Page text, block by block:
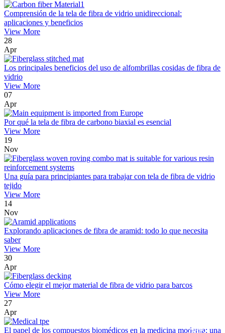
Comprensión de la tela de fibra de vidrio unidireccional:
aplicaciones y beneficios
View More
28
Apr
Los principales beneficios del uso de alfombrillas cosidas de fibra de
vidrio
View More
07
Apr
Por qué la tela de fibra de carbono biaxial es esencial
View More
19
Nov
Una guía para principiantes para trabajar con tela de fibra de vidrio
tejido
View More
14
Nov
Explorando aplicaciones de fibra de aramid: todo lo que necesita
saber
View More
30
Apr
Cómo elegir el mejor material de fibra de vidrio para barcos
View More
27
Apr
El papel de los compuestos biomédicos en la medicina moderna: una